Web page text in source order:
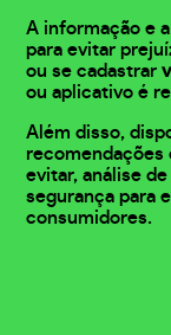
A informação e
para evitar
ou se cadastrar
ou aplicativo é
Além disso,
recomendações
evitar, análise
segurança para
consumidores.